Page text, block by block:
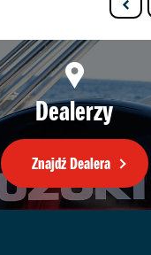
Dealerzy
Znajdź Dealera